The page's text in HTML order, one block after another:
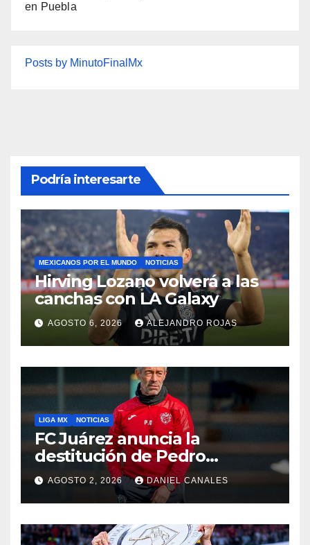
en Puebla
Posts by MinutoFinalMx
Podría interesarte
MEXICANOS POR EL MUNDO NOTICIAS
Hirving Lozano volverá a las
canchas con LA Galaxy
AGOSTO 6, 2026 ALEJANDRO ROJAS
LIGA MX NOTICIAS
FC Juárez anuncia la
destitución de Pedro
Caixinha
AGOSTO 2, 2026 DANIEL CANALES